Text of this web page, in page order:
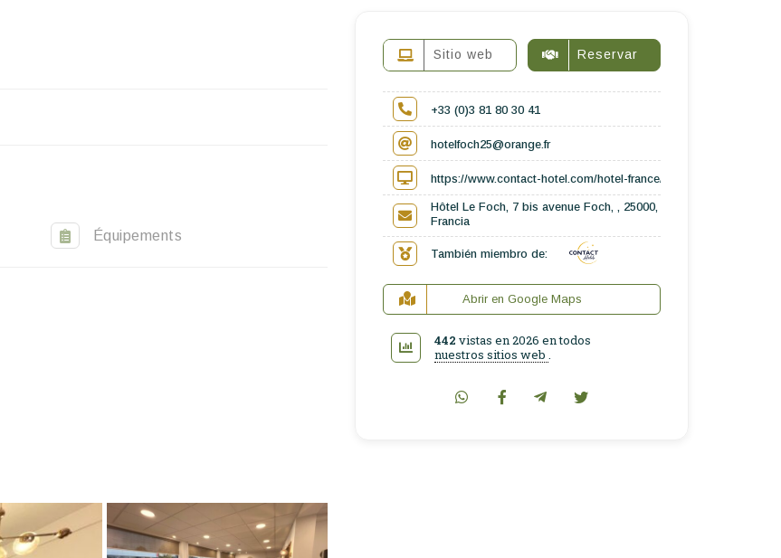
Estancia temática
Équipements
Sitio web Reservar
+33 (0)3 81 80 30 41
hotelfoch25@orange.fr
https://www.contact-hotel.com/hotel-france/6547/hotel-le-foch-
Hôtel Le Foch, 7 bis avenue Foch, , 25000,
Francia
También miembro de:
Abrir en Google Maps
442 vistas en 2026 en todos
nuestros sitios web .